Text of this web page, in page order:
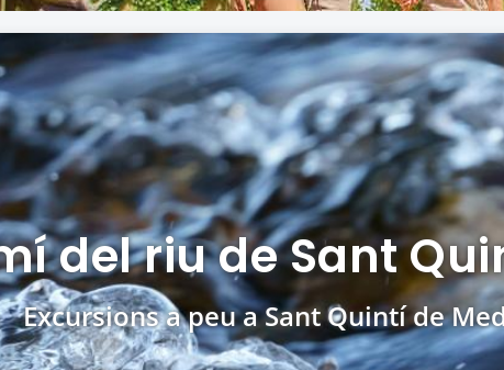
del riu de Sant
Excursions a peu a Sant Quintí de